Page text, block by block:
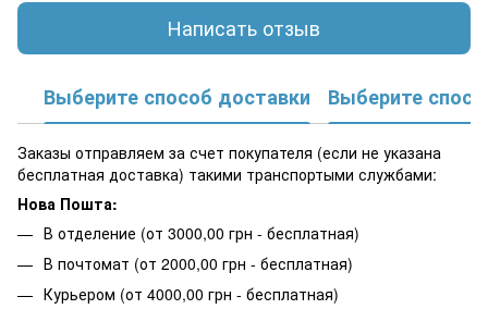
Написать отзыв
Выберите способ доставки Выберите
Заказы отправляем за счет покупателя (если не указана
бесплатная доставка) такими транспортыми службами:
Нова Пошта:
В отделение (от 3000,00 грн - бесплатная)
В почтомат (от 2000,00 грн - бесплатная)
Курьером (от 4000,00 грн - бесплатная)